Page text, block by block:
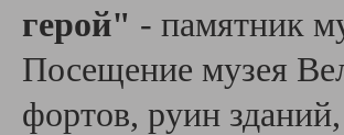
герой" - памятник
Посещение музея
фортов, руин